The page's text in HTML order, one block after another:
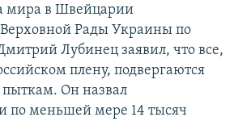
мира в Швейцарии
Рады Украины по
Лубинец заявил, что все,
плену, подвергаются
Он назвал
по меньшей мере 14 тысяч